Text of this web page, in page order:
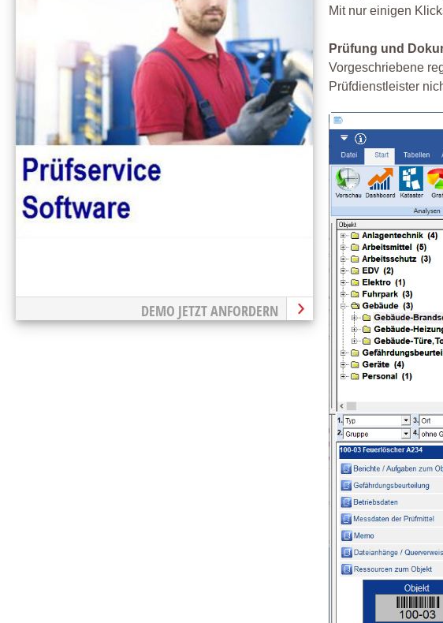
DEMO JETZT ANFORDERN
Mit nur einigen
Prüfung und
Vorgeschriebene
Prüfdienstleister